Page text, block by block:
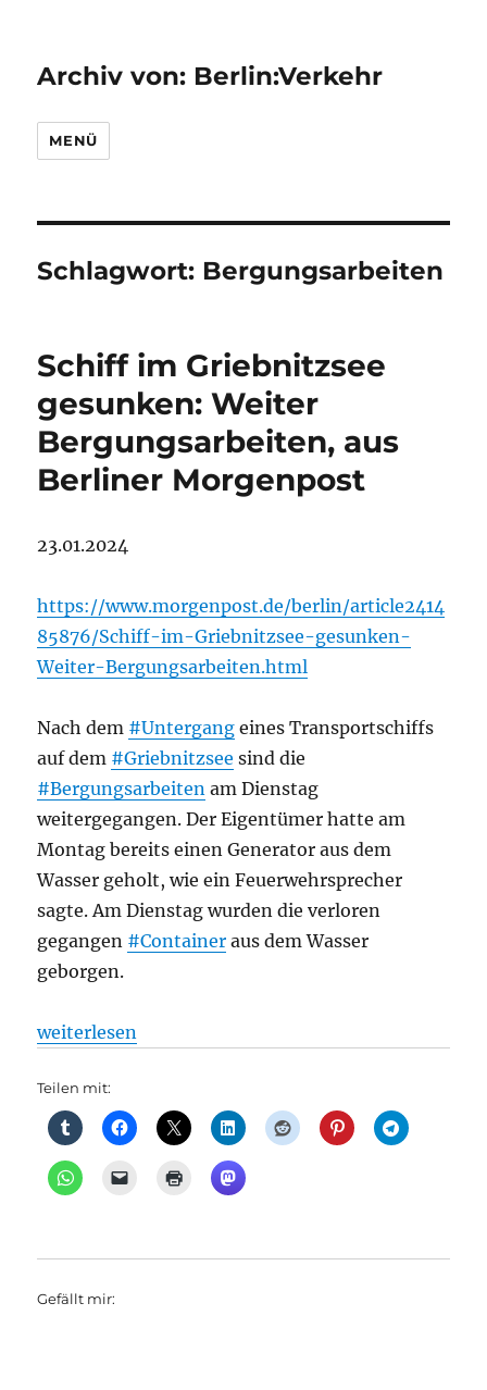
Archiv von: Berlin:Verkehr
MENÜ
Schlagwort: Bergungsarbeiten
Schiff im Griebnitzsee
gesunken: Weiter
Bergungsarbeiten, aus
Berliner Morgenpost
23.01.2024
https://www.morgenpost.de/berlin/article2414
85876/Schiff-im-Griebnitzsee-gesunken-
Weiter-Bergungsarbeiten.html
Nach dem #Untergang eines Transportschiffs
auf dem #Griebnitzsee sind die
#Bergungsarbeiten am Dienstag
weitergegangen. Der Eigentümer hatte am
Montag bereits einen Generator aus dem
Wasser geholt, wie ein Feuerwehrsprecher
sagte. Am Dienstag wurden die verloren
gegangen #Container aus dem Wasser
geborgen.
„Schiff im Griebnitzsee gesunken: Weiter
weiterlesen
Teilen mit:
Gefällt mir: